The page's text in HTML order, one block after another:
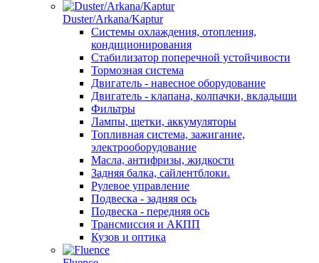
Duster/Arkana/Kaptur
Системы охлаждения, отопления,
кондиционирования
Стабилизатор поперечной устойчивости
Тормозная система
Двигатель - навесное оборудование
Двигатель - клапана, колпачки, вкладыши
Фильтры
Лампы, щетки, аккумуляторы
Топливная система, зажигание,
электрооборудование
Масла, антифризы, жидкости
Задняя балка, сайлентблоки.
Рулевое управление
Подвеска - задняя ось
Подвеска - передняя ось
Трансмиссия и АКПП
Кузов и оптика